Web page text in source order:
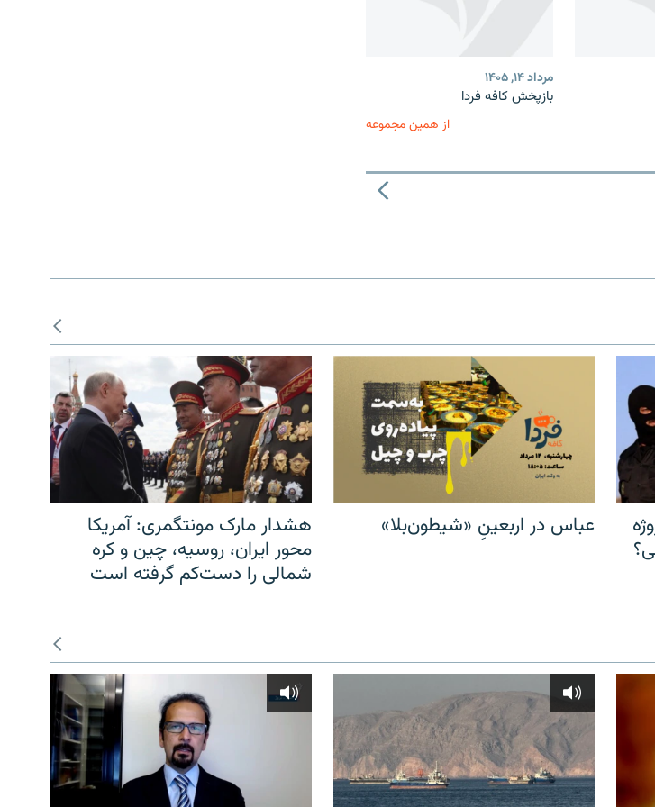
مرداد ۱۴, ۱۴۰۵
بازپخش کافه فردا
از همین مجموعه
عباس در اربعینِ «شیطون‌بلا»
هشدار مارک مونتگمری: آمریکا
محور ایران، روسیه، چین و کره
شمالی را دست‌کم گرفته است